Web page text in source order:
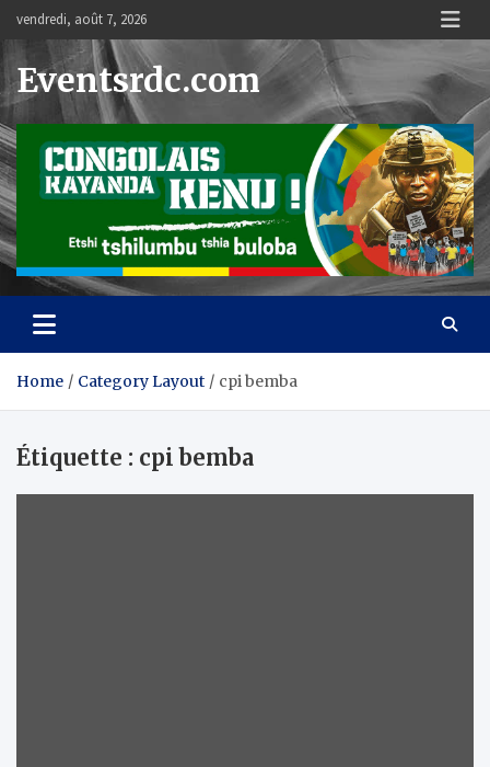
content
vendredi, août 7, 2026
Eventsrdc.com
Home Category Layout cpi bemba
Étiquette : cpi bemba